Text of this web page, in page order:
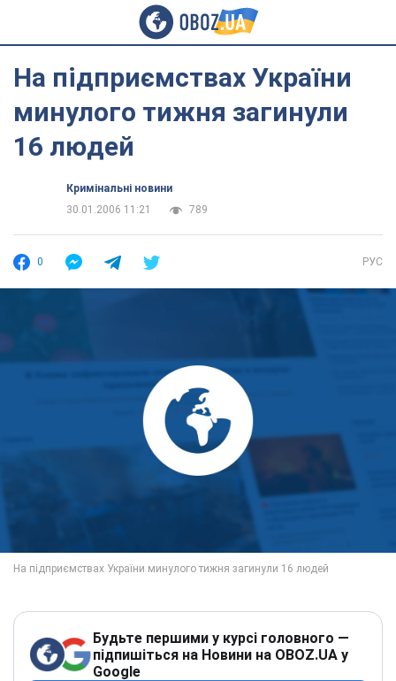
На підприємствах України
минулого тижня загинули
16 людей
Кримінальні новини
30.01.2006 11:21
789
0 РУС
Будьте першими у курсі головного —
підпишіться на Новини на OBOZ.UA у
Google